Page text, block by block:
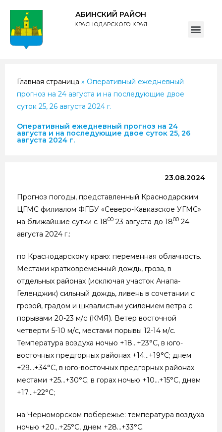
АБИНСКИЙ РАЙОН
КРАСНОДАРСКОГО КРАЯ
Главная страница » Оперативный ежедневный
прогноз на 24 августа и на последующие двое
суток 25, 26 августа 2024 г.
Оперативный ежедневный прогноз на 24
августа и на последующие двое суток 25, 26
августа 2024 г.
23.08.2024
Прогноз погоды, представленный Краснодарским
ЦГМС филиалом ФГБУ «Северо-Кавказское УГМС»
на ближайшие сутки с 1800 23 августа до 1800 24
августа 2024 г.:
по Краснодарскому краю: переменная облачность.
Местами кратковременный дождь, гроза, в
отдельных районах (исключая участок Анапа-
Геленджик) сильный дождь, ливень в сочетании с
грозой, градом и шквалистым усилением ветра с
порывами 20-23 м/с (КМЯ). Ветер восточной
четверти 5-10 м/с, местами порывы 12-14 м/с.
Температура воздуха ночью +18…+23°С, в юго-
восточных предгорных районах +14…+19°С; днем
+29…+34°С, в юго-восточных предгорных районах
местами +25…+30°С; в горах ночью +10…+15°С, днем
+17…+22°С;
на Черноморском побережье: температура воздуха
ночью +20…+25°С, днем +28…+33°С.